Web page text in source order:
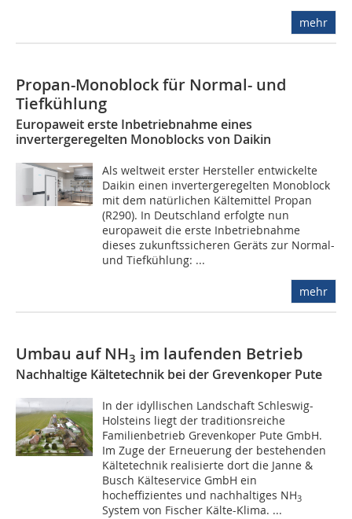
mehr
Propan-Monoblock für ­Normal- und
Tiefkühlung
Europaweit erste Inbetriebnahme eines
invertergeregelten Monoblocks von Daikin
Als weltweit erster Hersteller entwickelte
Daikin einen invertergeregelten Monoblock
mit dem natürlichen Kältemittel Propan
(R290). In Deutschland erfolgte nun
europaweit die erste Inbetriebnahme
dieses zukunftssicheren Geräts zur Normal-
und Tiefkühlung: ...
mehr
Umbau auf NH3 im laufenden Betrieb
Nachhaltige Kältetechnik bei der Grevenkoper Pute
In der idyllischen Landschaft Schleswig-
Holsteins liegt der traditionsreiche
Familienbetrieb Grevenkoper Pute GmbH.
Im Zuge der Erneuerung der bestehenden
Kältetechnik realisierte dort die Janne &
Busch Kälteservice GmbH ein
hocheffizientes und nachhaltiges NH3
System von Fischer Kälte-Klima. ...